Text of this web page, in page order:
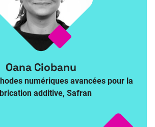
Oana Ciobanu
numériques avancées pour la
additive, Safran